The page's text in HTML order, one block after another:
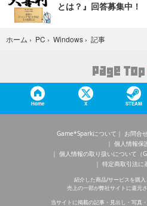
とは？』回答募集中！
ホーム › PC › Windows › 記事
Home X STEAM
Game*Sparkについて お問合
個人情報保
個人情報の取り扱いについて（
特定商取引法に
紹介した商品/サービスを購入
売上の一部が弊社サイトに還元
当サイトに掲載の記事・見出し・写真